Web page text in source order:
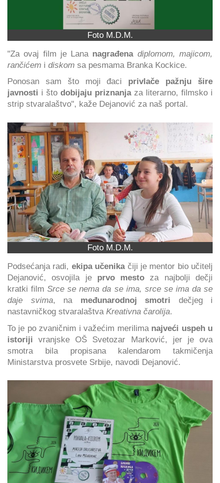
Foto M.D.M.
"Za ovaj film je Lana nagrađena diplomom, majicom,
rančićem i diskom sa pesmama Branka Kockice.
Ponosan sam što moji đaci privlače pažnju šire
javnosti i što dobijaju priznanjaza literarno, filmsko i
strip stvaralaštvo", kaže Dejanović za naš portal.
Foto M.D.M.
Podsećanja radi, ekipa učenikačiji je mentor bio učitelj
Dejanović, osvojila jeprvo mesto za najbolji dečji
kratki filmSrce se nema da se ima, srce se ima da se
daje svima, na međunarodnoj smotri dečjeg i
nastavničkog stvaralaštva Kreativna čarolija.
To je po zvaničnim i važećim merilima najveći uspeh u
istorijivranjske OŠ Svetozar Marković, jer je ova
smotra bila propisana kalendarom takmičenja
Ministarstva prosvete Srbije, navodi Dejanović.